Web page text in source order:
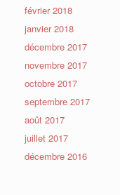
février 2018
janvier 2018
décembre 2017
novembre 2017
octobre 2017
septembre 2017
août 2017
juillet 2017
décembre 2016